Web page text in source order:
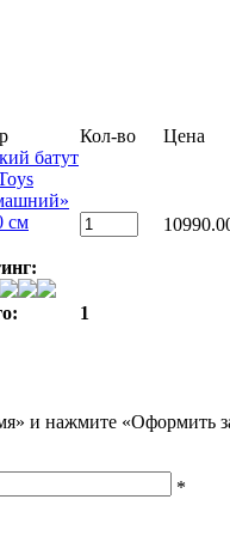
Кол-во
Цена
батут
см
1
и нажмите «Оформить
*